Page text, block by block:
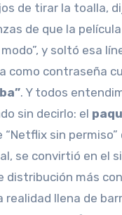
de tirar la toalla,
de que la
y soltó esa
como contraseña
. Y todos
sin decirlo: el
“Netflix sin permiso”
se convirtió en el
distribución más
realidad llena de